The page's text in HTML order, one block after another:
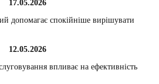
17.05.2026
допомагає спокійніше вирішувати
12.05.2026
впливає на ефективність